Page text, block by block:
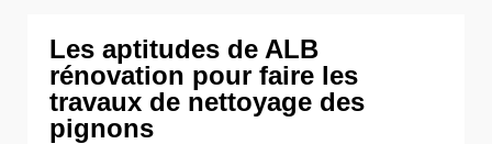
Les aptitudes de ALB
rénovation pour faire les
travaux de nettoyage des
pignons